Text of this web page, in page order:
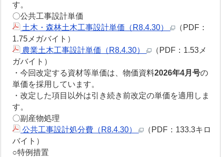
す。
〇公共工事設計単価
土木・森林土木工事設計単価（R8.4.30）
（PDF：
1.75メガバイト）
農業土木工事設計単価（R8.4.30）
（PDF：1.53メ
ガバイト）
・今回改定する資材等単価は、物価資料2026年4月号の
単価を採用しています。
・改定した項目以外は引き続き前改定の単価を適用しま
す。
〇副産物処理
公共工事設計処分費（R8.4.30）
（PDF：133.3キロ
バイト）
○特例措置